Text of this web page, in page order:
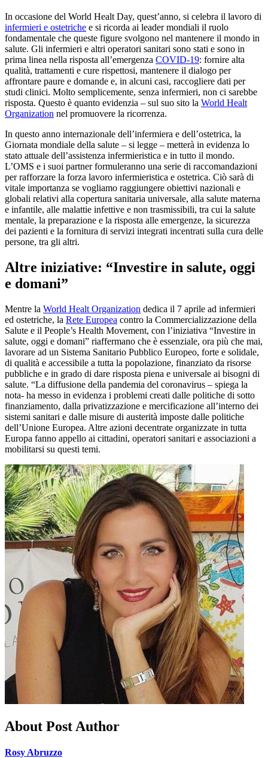
In occasione del World Healt Day, quest’anno, si celebra il lavoro di
infermieri e ostetriche e si ricorda ai leader mondiali il ruolo
fondamentale che queste figure svolgono nel mantenere il mondo in
salute. Gli infermieri e altri operatori sanitari sono stati e sono in
prima linea nella risposta all’emergenza COVID-19: fornire alta
qualità, trattamenti e cure rispettosi, mantenere il dialogo per
affrontare paure e domande e, in alcuni casi, raccogliere dati per
studi clinici. Molto semplicemente, senza infermieri, non ci sarebbe
risposta. Questo è quanto evidenzia – sul suo sito la World Healt
Organization nel promuovere la ricorrenza.
In questo anno internazionale dell’infermiera e dell’ostetrica, la
Giornata mondiale della salute – si legge – metterà in evidenza lo
stato attuale dell’assistenza infermieristica e in tutto il mondo.
L’OMS e i suoi partner formuleranno una serie di raccomandazioni
per rafforzare la forza lavoro infermieristica e ostetrica. Ciò sarà di
vitale importanza se vogliamo raggiungere obiettivi nazionali e
globali relativi alla copertura sanitaria universale, alla salute materna
e infantile, alle malattie infettive e non trasmissibili, tra cui la salute
mentale, la preparazione e la risposta alle emergenze, la sicurezza
dei pazienti e la fornitura di servizi integrati incentrati sulla cura delle
persone, tra gli altri.
Altre iniziative: “Investire in salute, oggi
e domani”
Mentre la World Healt Organization dedica il 7 aprile ad infermieri
ed ostetriche, la Rete Europea contro la Commercializzazione della
Salute e il People’s Health Movement, con l’iniziativa “Investire in
salute, oggi e domani” riaffermano che è essenziale, ora più che mai,
lavorare ad un Sistema Sanitario Pubblico Europeo, forte e solidale,
di qualità e accessibile a tutta la popolazione, finanziato da risorse
pubbliche e in grado di dare risposta piena e universale ai bisogni di
salute. “La diffusione della pandemia del coronavirus – spiega la
nota- ha messo in evidenza i problemi creati dalle politiche di sotto
finanziamento, dalla privatizzazione e mercificazione all’interno dei
sistemi sanitari e dalle misure di austerità imposte dalle politiche
dell’Unione Europea. Altre azioni decentrate organizzate in tutta
Europa fanno appello ai cittadini, operatori sanitari e associazioni a
mobilitarsi su questi temi.
About Post Author
Rosy Abruzzo